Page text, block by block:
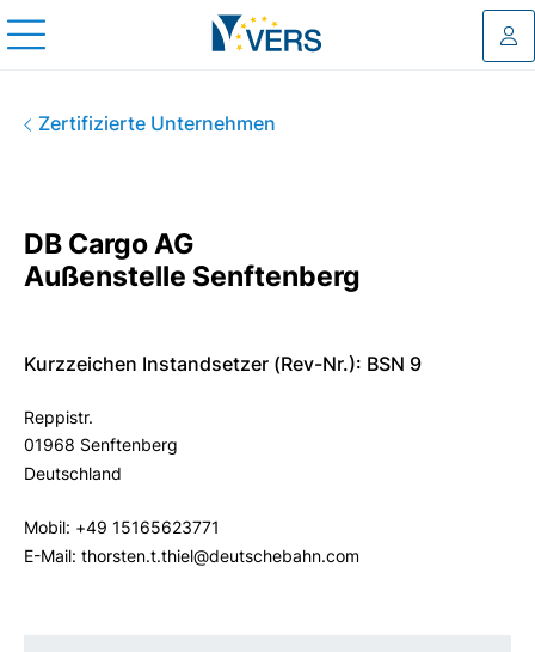
Zertifizierte Unternehmen
DB Cargo AG Außenstelle
DB Cargo AG
Außenstelle Senftenberg
Kurzzeichen Instandsetzer (Rev-Nr.): BSN 9
Reppistr.
01968 Senftenberg
Deutschland
Mobil: +49 15165623771
E-Mail: thorsten.t.thiel@deutschebahn.com